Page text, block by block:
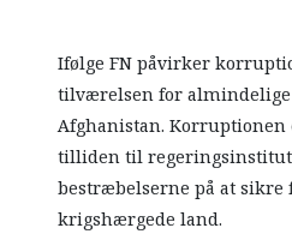
Ifølge FN påvirker
tilværelsen for
Afghanistan.
tilliden til
bestræbelserne på at sikre
krigshærgede land.